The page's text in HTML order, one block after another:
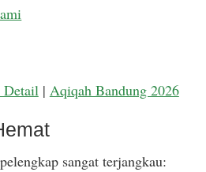
Detail| Aqiqah Bandung 2026
sangat terjangkau: